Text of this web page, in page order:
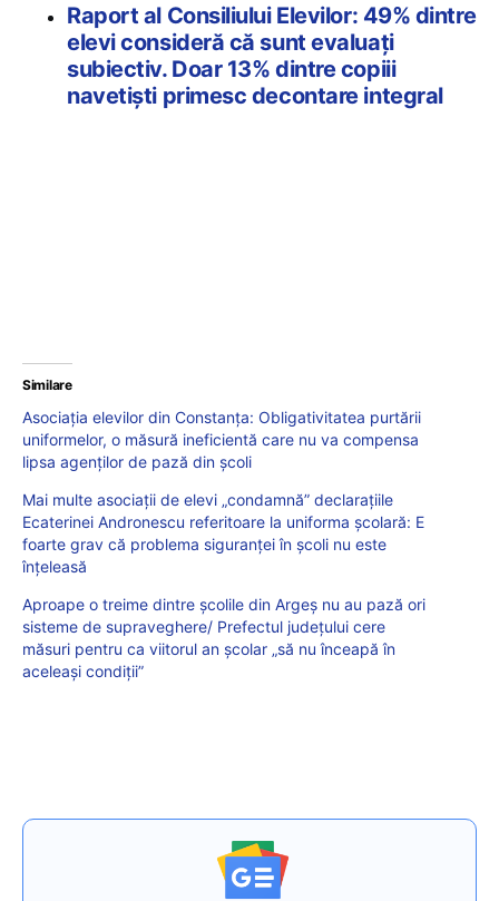
Raport al Consiliului Elevilor: 49% dintre
elevi consideră că sunt evaluați
subiectiv. Doar 13% dintre copiii
navetiști primesc decontare integral
Similare
Asociația elevilor din Constanța: Obligativitatea purtării
uniformelor, o măsură ineficientă care nu va compensa
lipsa agenților de pază din școli
Mai multe asociații de elevi „condamnă” declarațiile
Ecaterinei Andronescu referitoare la uniforma școlară: E
foarte grav că problema siguranței în școli nu este
înțeleasă
Aproape o treime dintre şcolile din Argeş nu au pază ori
sisteme de supraveghere/ Prefectul judeţului cere
măsuri pentru ca viitorul an şcolar „să nu înceapă în
aceleaşi condiţii”